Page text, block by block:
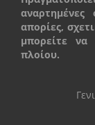
απορίες,
μπορείτε
πλοίου.